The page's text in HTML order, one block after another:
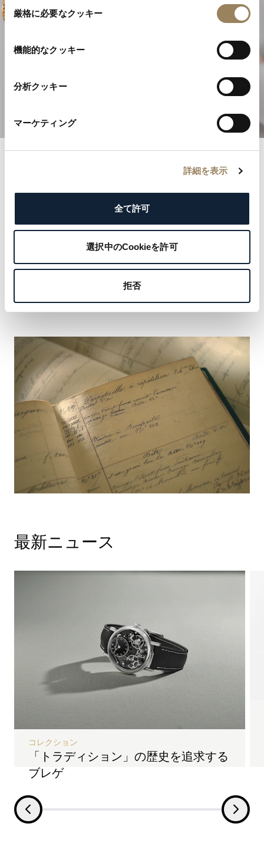
意
厳格に必要なクッキー
機能的なクッキー
分析クッキー
マーケティング
詳細を表示
全て許可
選択中のCookieを許可
拒否
高級時計製造の卓越性
名誉あるブレゲ登録簿とともに歴史の記録へと足を踏
まで名だたる顧客の優雅さと気品を物語っています。
ブレゲの遺産を形づくった著名な名前を探り、ご自身
の名を刻む機会をおつかみください。
最新ニュース
「トラディション」の歴史を追求する
ブレゲ
コレクション